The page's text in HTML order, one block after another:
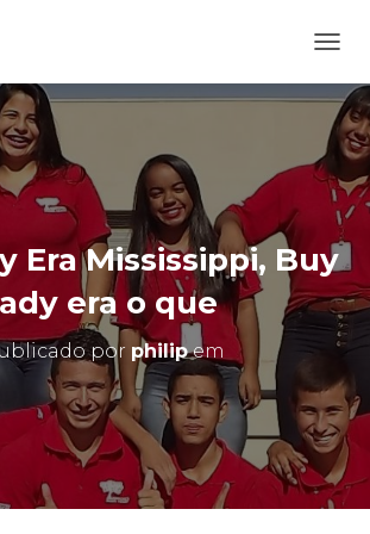
L
T
E
R
N
A
N
A
E
G
O
Era Mississippi, Buy
era o que
por philipem